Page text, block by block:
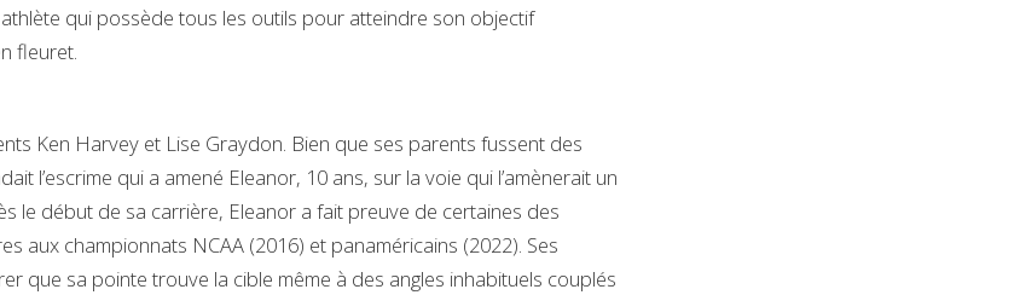
qui possède tous les outils pour atteindre son objectif
fleuret.
Ken Harvey et Lise Graydon. Bien que ses parents fussent des
l’escrime qui a amené Eleanor, 10 ans, sur la voie qui l’amènerait un
le début de sa carrière, Eleanor a fait preuve de certaines des
aux championnats NCAA (2016) et panaméricains (2022). Ses
que sa pointe trouve la cible même à des angles inhabituels couplés